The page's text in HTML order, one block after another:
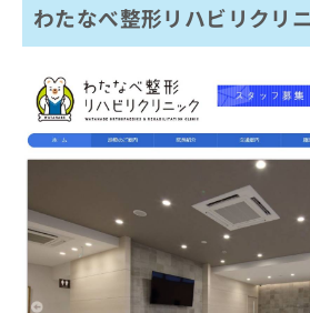
わたなべ整形リハビリクリ